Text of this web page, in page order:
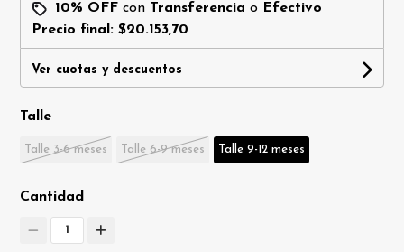
10% OFF con Transferencia o Efectivo
Precio final:$20.153,70
Ver cuotas y descuentos
Talle
Talle 3-6 meses Talle 6-9 meses Talle 9-12 meses
Cantidad
1